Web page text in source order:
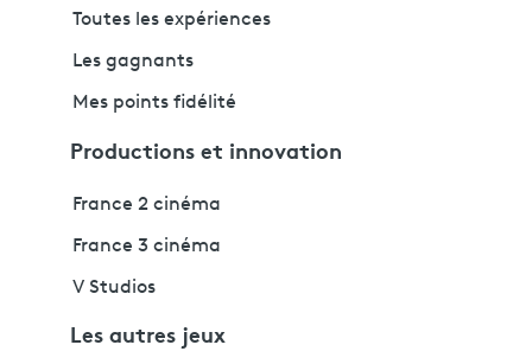
Toutes les expériences
Les gagnants
Mes points fidélité
Productions et innovation
France 2 cinéma
France 3 cinéma
V Studios
Les autres jeux